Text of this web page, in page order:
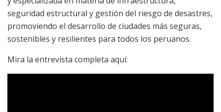
seguridad estructural y gestión del riesgo de desastres,
promoviendo el desarrollo de ciudades más seguras,
sostenibles y resilientes para todos los peruanos.
Mira la entrevista completa aquí: